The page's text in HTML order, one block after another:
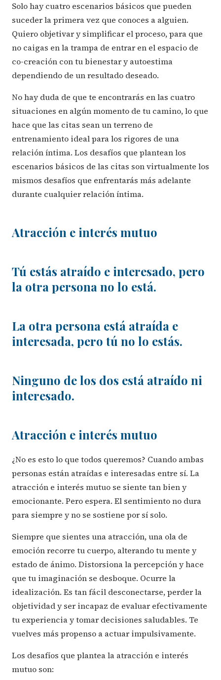
Solo hay cuatro escenarios básicos que pueden
suceder la primera vez que conoces a alguien.
Quiero objetivar y simplificar el proceso, para que
no caigas en la trampa de entrar en el espacio de
co-creación con tu bienestar y autoestima
dependiendo de un resultado deseado.
No hay duda de que te encontrarás en las cuatro
situaciones en algún momento de tu camino, lo que
hace que las citas sean un terreno de
entrenamiento ideal para los rigores de una
relación íntima. Los desafíos que plantean los
escenarios básicos de las citas son virtualmente los
mismos desafíos que enfrentarás más adelante
durante cualquier relación íntima.
Atracción e interés mutuo
Tú estás atraído e interesado, pero
la otra persona no lo está.
La otra persona está atraída e
interesada, pero tú no lo estás.
Ninguno de los dos está atraído ni
interesado.
Atracción e interés mutuo
¿No es esto lo que todos queremos? Cuando ambas
personas están atraídas e interesadas entre sí. La
atracción e interés mutuo se siente tan bien y
emocionante. Pero espera. El sentimiento no dura
para siempre y no se sostiene por sí solo.
Siempre que sientes una atracción, una ola de
emoción recorre tu cuerpo, alterando tu mente y
estado de ánimo. Distorsiona la percepción y hace
que tu imaginación se desboque. Ocurre la
idealización. Es tan fácil desconectarse, perder la
objetividad y ser incapaz de evaluar efectivamente
tu experiencia y tomar decisiones saludables. Te
vuelves más propenso a actuar impulsivamente.
Los desafíos que plantea la atracción e interés
mutuo son: